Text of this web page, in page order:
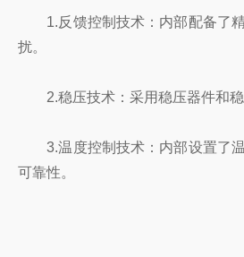
1.反馈控制技术：内部配备了精
扰。
2.稳压技术：采用稳压器件和稳
3.温度控制技术：内部设置了温
可靠性。